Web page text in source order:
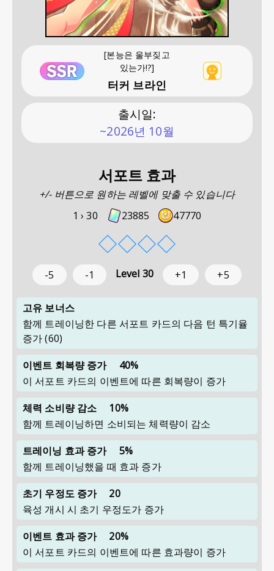
[본능은 울부짖고
있는가!?]
터커 브라인
출시일:
~2026년 10월
서포트 효과
+/- 버튼으로 원하는 레벨에 맞출 수 있습니다
1 ›30 23885 47770
◇◇◇◇
-5 -1 Level 30 +1 +5
고유 보너스
함께 트레이닝한 다른 서포트 카드의 다음 턴 특기율
증가 (60)
이벤트 회복량 증가
40%
이 서포트 카드의 이벤트에 따른 회복량이 증가
체력 소비량 감소
10%
함께 트레이닝하면 소비되는 체력량이 감소
트레이닝 효과 증가
5%
함께 트레이닝했을 때 효과 증가
초기 우정도 증가
20
육성 개시 시 초기 우정도가 증가
이벤트 효과 증가
20%
이 서포트 카드의 이벤트에 따른 효과량이 증가